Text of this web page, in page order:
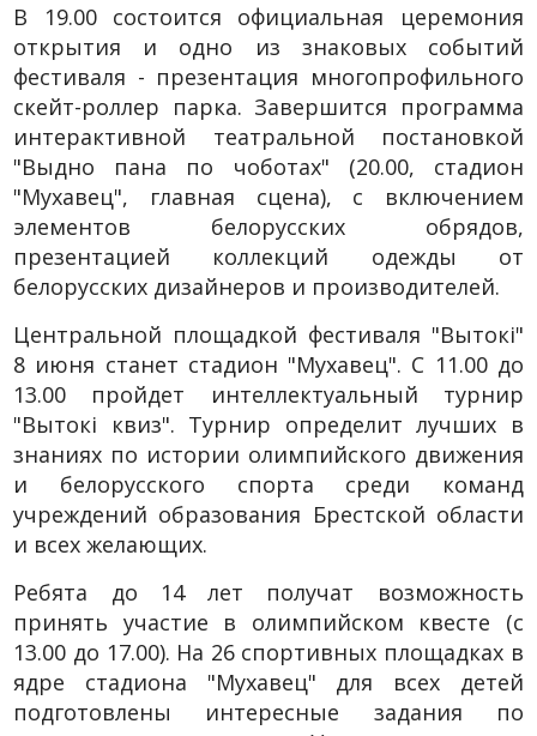
В 19.00 состоится официальная церемония
открытия и одно из знаковых событий
фестиваля - презентация многопрофильного
скейт-роллер парка. Завершится программа
интерактивной театральной постановкой
"Выдно пана по чоботах" (20.00, стадион
"Мухавец", главная сцена), с включением
элементов белорусских обрядов,
презентацией коллекций одежды от
белорусских дизайнеров и производителей.
Центральной площадкой фестиваля "Вытокі"
8 июня станет стадион "Мухавец". С 11.00 до
13.00 пройдет интеллектуальный турнир
"Вытокi квиз". Турнир определит лучших в
знаниях по истории олимпийского движения
и белорусского спорта среди команд
учреждений образования Брестской области
и всех желающих.
Ребята до 14 лет получат возможность
принять участие в олимпийском квесте (с
13.00 до 17.00). На 26 спортивных площадках в
ядре стадиона "Мухавец" для всех детей
подготовлены интересные задания по